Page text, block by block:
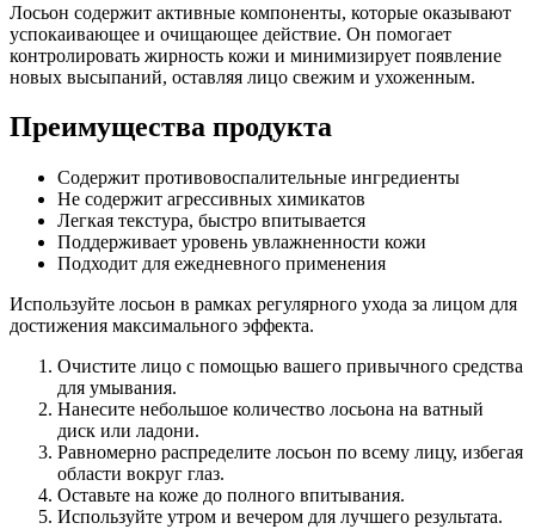
Лосьон содержит активные компоненты, которые оказывают
успокаивающее и очищающее действие. Он помогает
контролировать жирность кожи и минимизирует появление
новых высыпаний, оставляя лицо свежим и ухоженным.
Преимущества продукта
Содержит противовоспалительные ингредиенты
Не содержит агрессивных химикатов
Легкая текстура, быстро впитывается
Поддерживает уровень увлажненности кожи
Подходит для ежедневного применения
Используйте лосьон в рамках регулярного ухода за лицом для
достижения максимального эффекта.
Очистите лицо с помощью вашего привычного средства
для умывания.
Нанесите небольшое количество лосьона на ватный
диск или ладони.
Равномерно распределите лосьон по всему лицу, избегая
области вокруг глаз.
Оставьте на коже до полного впитывания.
Используйте утром и вечером для лучшего результата.